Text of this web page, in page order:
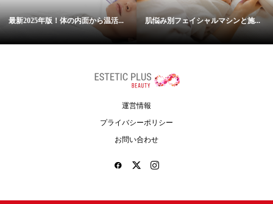
最新2025年版！体の内面から温活... 肌悩み別フェイシャルマシンと施...
運営情報
プライバシーポリシー
お問い合わせ